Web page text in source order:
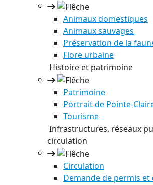
Animaux domestiques
Animaux sauvages
Préservation de la
Flore urbaine
Histoire et patrimoine
Patrimoine
Portrait de Pointe-
Tourisme
Infrastructures, réseaux
circulation
Circulation
Demande de permis et